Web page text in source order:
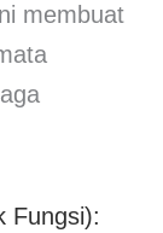
membuat
Fungsi):